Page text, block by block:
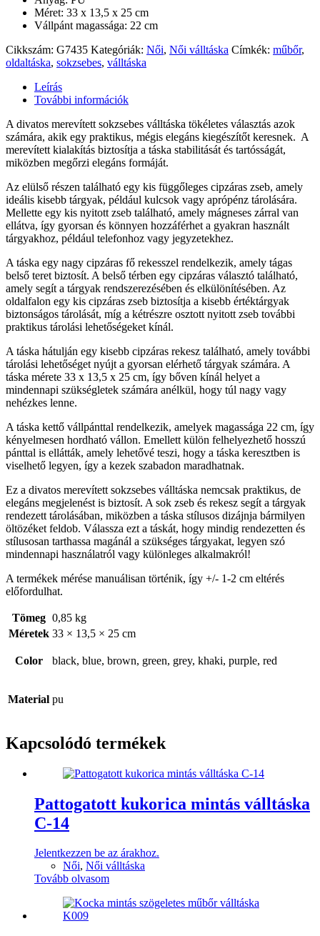
Méret: 33 x 13,5 x 25 cm
Vállpánt magassága: 22 cm
Cikkszám: G7435 Kategóriák: Női, Női válltáska Címkék: műbőr,
oldaltáska, sokzsebes, válltáska
Leírás
További információk
A divatos merevített sokzsebes válltáska tökéletes választás azok
számára, akik egy praktikus, mégis elegáns kiegészítőt keresnek. A
merevített kialakítás biztosítja a táska stabilitását és tartósságát,
miközben megőrzi elegáns formáját.
Az elülső részen található egy kis függőleges cipzáras zseb, amely
ideális kisebb tárgyak, például kulcsok vagy aprópénz tárolására.
Mellette egy kis nyitott zseb található, amely mágneses zárral van
ellátva, így gyorsan és könnyen hozzáférhet a gyakran használt
tárgyakhoz, például telefonhoz vagy jegyzetekhez.
A táska egy nagy cipzáras fő rekesszel rendelkezik, amely tágas
belső teret biztosít. A belső térben egy cipzáras választó található,
amely segít a tárgyak rendszerezésében és elkülönítésében. Az
oldalfalon egy kis cipzáras zseb biztosítja a kisebb értéktárgyak
biztonságos tárolását, míg a kétrészre osztott nyitott zseb további
praktikus tárolási lehetőségeket kínál.
A táska hátulján egy kisebb cipzáras rekesz található, amely további
tárolási lehetőséget nyújt a gyorsan elérhető tárgyak számára. A
táska mérete 33 x 13,5 x 25 cm, így bőven kínál helyet a
mindennapi szükségletek számára anélkül, hogy túl nagy vagy
nehézkes lenne.
A táska kettő vállpánttal rendelkezik, amelyek magassága 22 cm, így
kényelmesen hordható vállon. Emellett külön felhelyezhető hosszú
pánttal is ellátták, amely lehetővé teszi, hogy a táska keresztben is
viselhető legyen, így a kezek szabadon maradhatnak.
Ez a divatos merevített sokzsebes válltáska nemcsak praktikus, de
elegáns megjelenést is biztosít. A sok zseb és rekesz segít a tárgyak
rendezett tárolásában, miközben a táska stílusos dizájnja bármilyen
öltözéket feldob. Válassza ezt a táskát, hogy mindig rendezetten és
stílusosan tarthassa magánál a szükséges tárgyakat, legyen szó
mindennapi használatról vagy különleges alkalmakról!
A termékek mérése manuálisan történik, így +/- 1-2 cm eltérés
előfordulhat.
Tömeg 0,85 kg
Méretek 33 × 13,5 × 25 cm
Color black, blue, brown, green, grey, khaki, purple, red
Material pu
Kapcsolódó termékek
Pattogatott kukorica mintás válltáska
C-14
Jelentkezzen be az árakhoz.
Női, Női válltáska
Tovább olvasom